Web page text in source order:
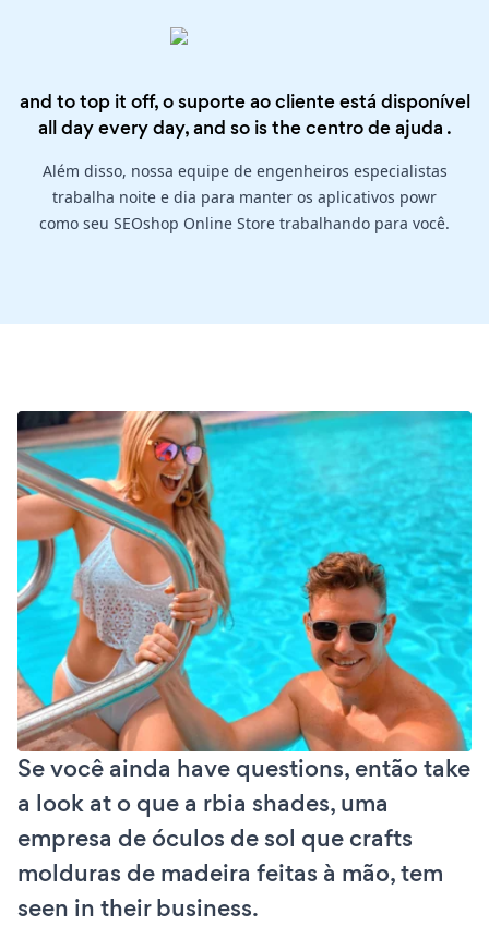
and to top it off, o suporte ao cliente está disponível
all day every day, and so is thecentro de ajuda .
Além disso, nossa equipe de engenheiros especialistas
trabalha noite e dia para manter os aplicativos powr
como seu SEOshop Online Store trabalhando para você.
Se você ainda have questions, então take
a look at o que a rbia shades, uma
empresa de óculos de sol que crafts
molduras de madeira feitas à mão, tem
seen in their business.